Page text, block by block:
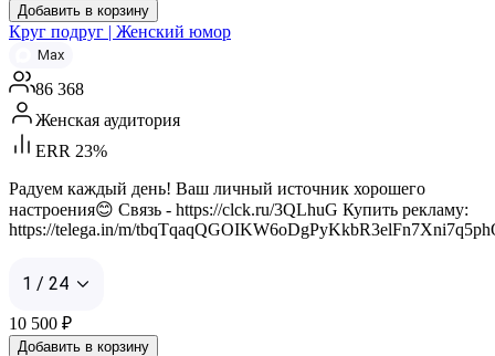
Добавить в корзину
Круг подруг | Женский юмор
Max
86 368
Женская аудитория
ERR 23%
Радуем каждый день! Ваш личный источник хорошего
настроения😊 Связь - https://clck.ru/3QLhuG Купить рекламу:
https://telega.in/m/
1 / 24
10 500 ₽
Добавить в корзину